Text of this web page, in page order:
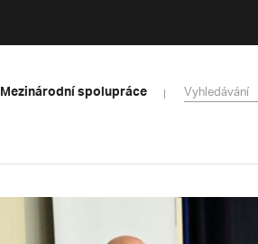
Mezinárodní spolupráce